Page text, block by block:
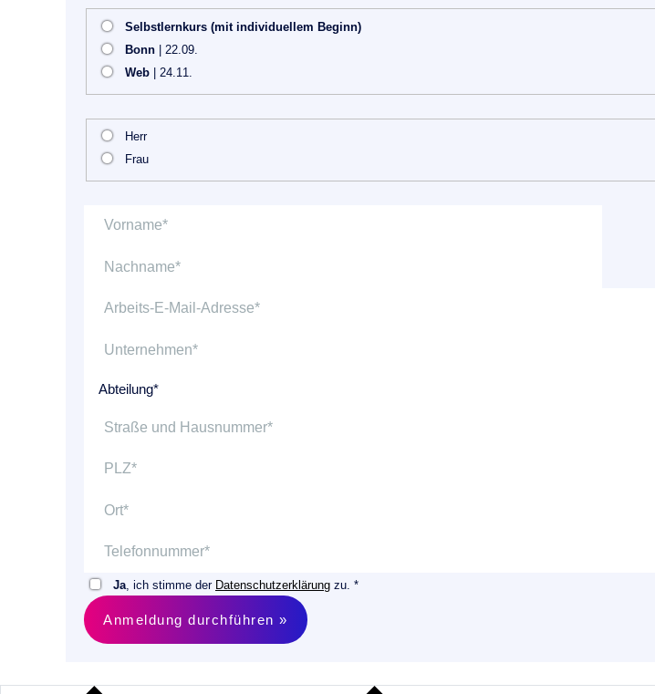
Selbstlernkurs (mit individuellem Beginn)
Bonn | 22.09.
Web | 24.11.
Herr
Frau
Ja , ich stimme der Datenschutzerklärung zu. *
Anmeldung durchführen »